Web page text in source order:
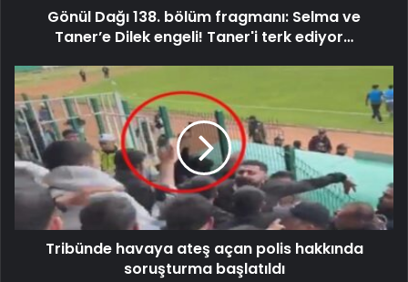
Gönül Dağı 138. bölüm fragmanı: Selma ve
Taner’e Dilek engeli! Taner'i terk ediyor…
Tribünde havaya ateş açan polis hakkında
soruşturma başlatıldı